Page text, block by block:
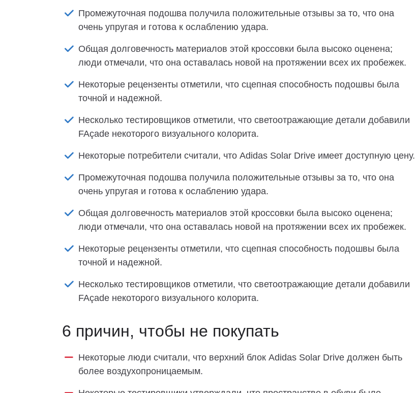
Промежуточная подошва получила положительные отзывы за то, что она
очень упругая и готова к ослаблению удара.
Общая долговечность материалов этой кроссовки была высоко оценена;
люди отмечали, что она оставалась новой на протяжении всех их пробежек.
Некоторые рецензенты отметили, что сцепная способность подошвы была
точной и надежной.
Несколько тестировщиков отметили, что светоотражающие детали добавили
FAçade некоторого визуального колорита.
Некоторые потребители считали, что Adidas Solar Drive имеет доступную цену.
Промежуточная подошва получила положительные отзывы за то, что она
очень упругая и готова к ослаблению удара.
Общая долговечность материалов этой кроссовки была высоко оценена;
люди отмечали, что она оставалась новой на протяжении всех их пробежек.
Некоторые рецензенты отметили, что сцепная способность подошвы была
точной и надежной.
Несколько тестировщиков отметили, что светоотражающие детали добавили
FAçade некоторого визуального колорита.
6 причин, чтобы не покупать
Некоторые люди считали, что верхний блок Adidas Solar Drive должен быть
более воздухопроницаемым.